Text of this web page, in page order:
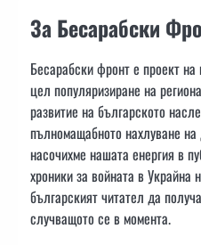
За Бесарабски
Бесарабски фронт е проект на
цел популяризиране на
развитие на българското
пълномащабното нахлуване
насочихме нашата енергия в
хроники за войната в Украйна
българският читател да
случващото се в момента.